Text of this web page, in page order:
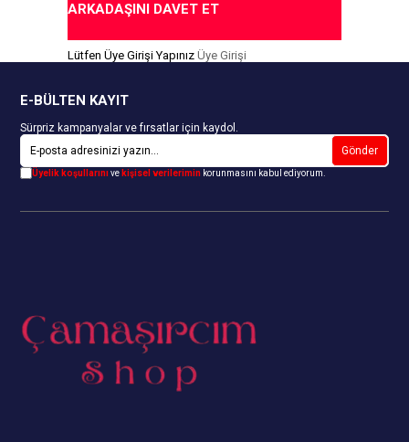
ARKADAŞINI DAVET ET
Lütfen Üye Girişi Yapınız Üye Girişi
E-BÜLTEN KAYIT
Sürpriz kampanyalar ve fırsatlar için kaydol.
Gönder
Üyelik koşullarınıve kişisel verilerimin korunmasını kabul ediyorum.